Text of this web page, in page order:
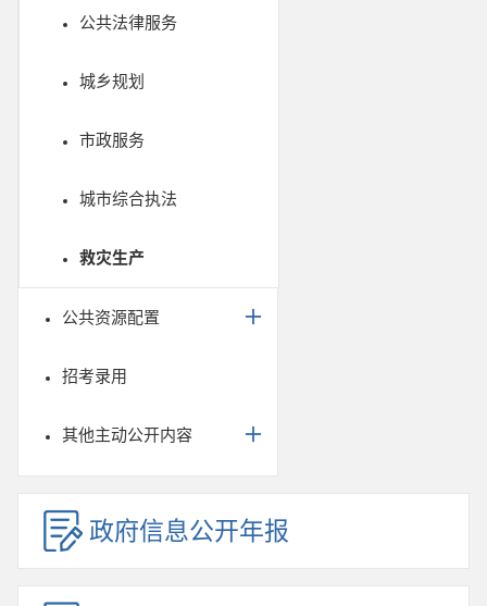
公共法律服务
城乡规划
市政服务
城市综合执法
救灾生产
公共资源配置
招考录用
其他主动公开内容
政府信息公开年报